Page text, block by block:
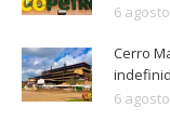
6
Cerro
6